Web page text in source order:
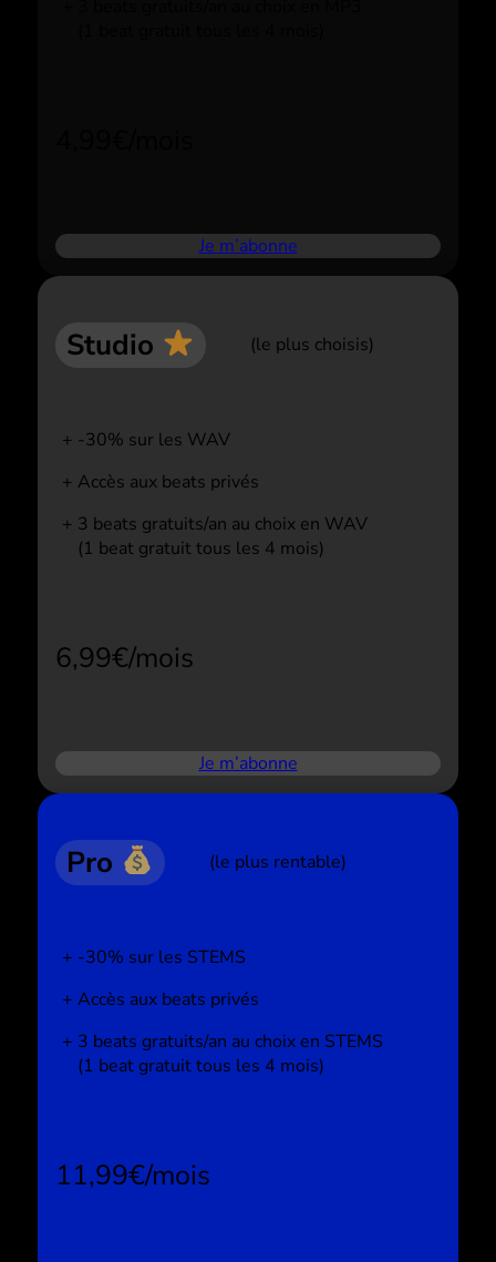
Je m’abonne
Studio (le plus choisis)
-30% sur les WAV
Accès aux beats privés
3 beats gratuits/an au choix en WAV
(1 beat gratuit tous les 4 mois)
6,99€/mois
Je m’abonne
Pro (le plus rentable)
-30% sur les STEMS
Accès aux beats privés
3 beats gratuits/an au choix en STEMS
(1 beat gratuit tous les 4 mois)
11,99€/mois